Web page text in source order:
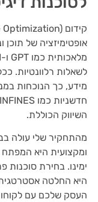
אופטימיזציה של תוכן
מידע, כך הנוכחות
השיווק הכוללת.
מהתחקיר שלי עולה
ומקצועית היא
ימינו. בחירת סוכנות
היא החלטה
העסק שלכם עם